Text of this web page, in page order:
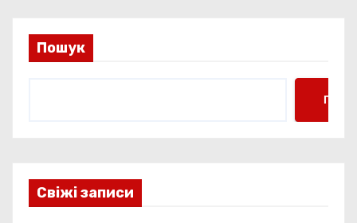
Пошук
Свіжі записи